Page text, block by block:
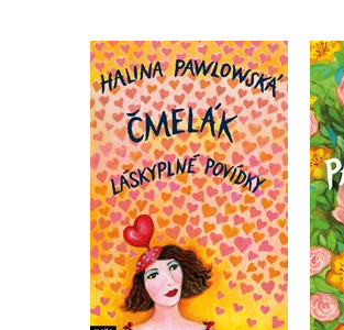
Čmelák - Láskyplné
povídky
Halina Pawlowská
Do košíku
449 Kč
359 Kč